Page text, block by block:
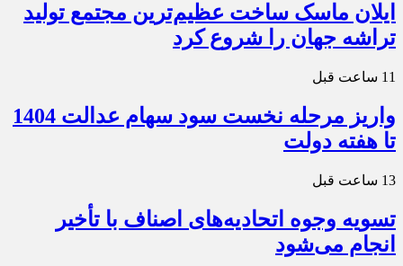
ایلان ماسک ساخت عظیم‌ترین مجتمع تولید
تراشه جهان را شروع کرد
11 ساعت قبل
واریز مرحله نخست سود سهام عدالت 1404
تا هفته دولت
13 ساعت قبل
تسویه وجوه اتحادیه‌های اصناف با تأخیر
انجام می‌شود